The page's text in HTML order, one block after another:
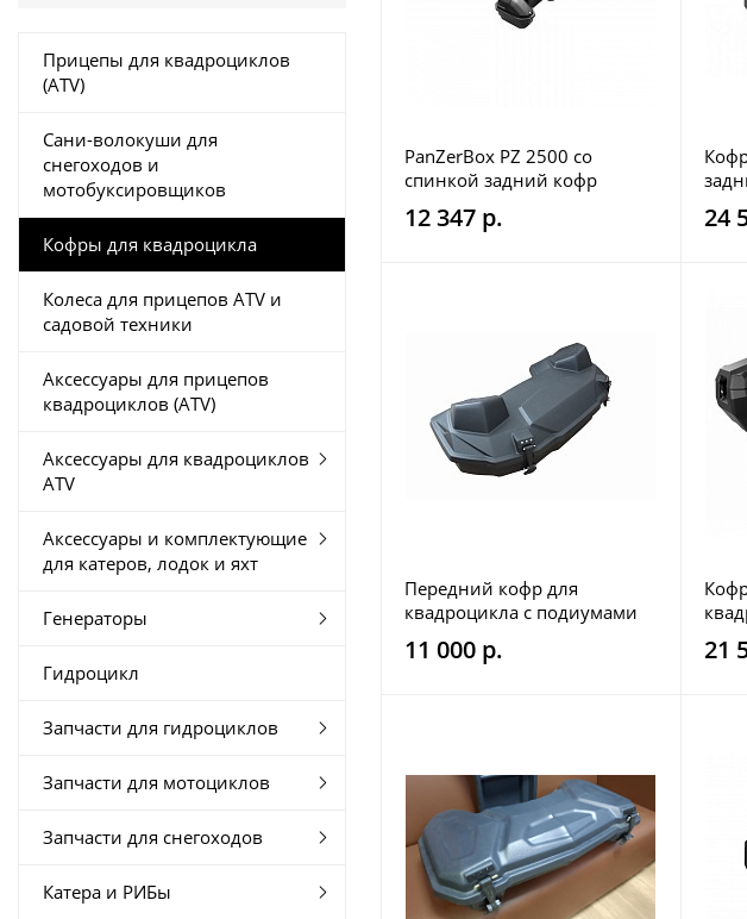
Прицепы для квадроциклов
(ATV)
Сани-волокуши для
снегоходов и
мотобуксировщиков
Кофры для квадроцикла
Колеса для прицепов ATV и
садовой техники
Аксессуары для прицепов
квадроциклов (ATV)
Аксессуары для квадроциклов
ATV
Аксессуары и комплектующие
для катеров, лодок и яхт
Генераторы
Гидроцикл
Запчасти для гидроциклов
Запчасти для мотоциклов
Запчасти для снегоходов
Катера и РИБы
PanZerBox PZ 2500 со
спинкой задний кофр
квадроцикла
12 347 р. 24
Передний кофр для
квадроцикла с подиумами
под музыку PZ 1000
11 000 р. 21